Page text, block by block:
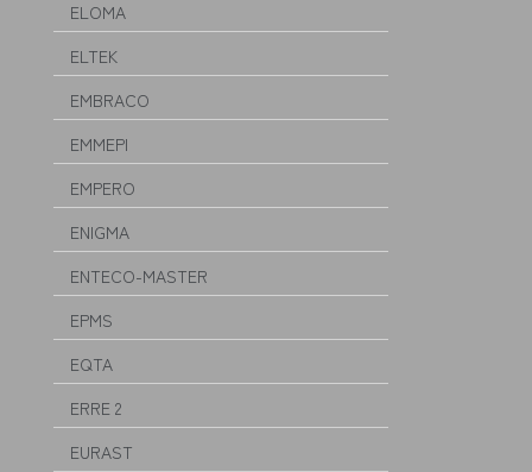
ELOMA
ELTEK
EMBRACO
EMMEPI
EMPERO
ENIGMA
ENTECO-MASTER
EPMS
EQTA
ERRE 2
EURAST